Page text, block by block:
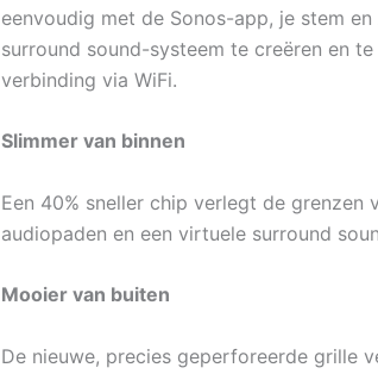
eenvoudig met de Sonos-app, je stem
surround sound-systeem te creëren en
verbinding via WiFi.
Slimmer van binnen
Een 40% sneller chip verlegt de
audiopaden en een virtuele surround
Mooier van buiten
De nieuwe, precies geperforeerde grille